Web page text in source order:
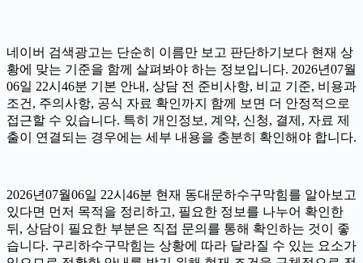
네이버 검색광고는 단순히 이름만 보고 판단하기보다 현재 상
황에 맞는 기준을 함께 살펴봐야 하는 정보입니다. 2026년07월
06일 22시46분 기본 안내, 상담 전 준비사항, 비교 기준, 비용과
조건, 주의사항, 공식 자료 확인까지 함께 보면 더 안정적으로
접근할 수 있습니다. 특히 개인정보, 계약, 신청, 결제, 자료 제
출이 연결되는 경우에는 세부 내용을 충분히 확인해야 합니다.
2026년07월06일 22시46분 현재 동대문하수구막힘를 알아보고
있다면 먼저 목적을 정리하고, 필요한 정보를 나누어 확인한
뒤, 상담이 필요한 부분은 직접 문의를 통해 확인하는 것이 좋
습니다. 구리하수구막힘는 상황에 따라 달라질 수 있는 요소가